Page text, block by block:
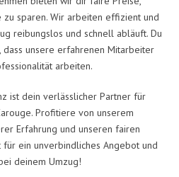
zu sparen. Wir arbeiten effizient und
reibungslos und schnell abläuft. Du
dass unsere erfahrenen Mitarbeiter
arbeiten.
ist dein verlässlicher Partner für
Profitiere von unserem
Erfahrung und unseren fairen
für ein unverbindliches Angebot und
deinem Umzug!